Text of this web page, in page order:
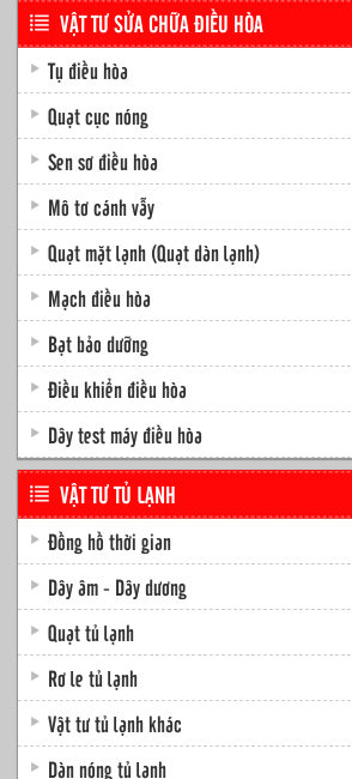
VẬT TƯ SỬA CHỮA ĐIỀU HÒA
Tụ điều hòa
Quạt cục nóng
Sen sơ điều hòa
Mô tơ cánh vẫy
Quạt mặt lạnh (Quạt dàn lạnh)
Mạch điều hòa
Bạt bảo dưỡng
Điều khiển điều hòa
Dây test máy điều hòa
VẬT TƯ TỦ LẠNH
Đồng hồ thời gian
Dây âm - Dây dương
Quạt tủ lạnh
Rơ le tủ lạnh
Vật tư tủ lạnh khác
Dàn nóng tủ lạnh